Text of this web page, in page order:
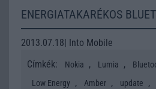
ENERGIATAKARÉKOS
2013.07.18| Into Mobile
Címkék:
Nokia , Lumia ,
Low Energy , Amber , update ,